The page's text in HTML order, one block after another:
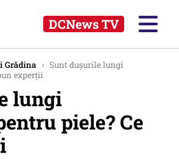
DCNews TV
Grădina › Sunt dușurile lungi
experții
lungi
piele? Ce